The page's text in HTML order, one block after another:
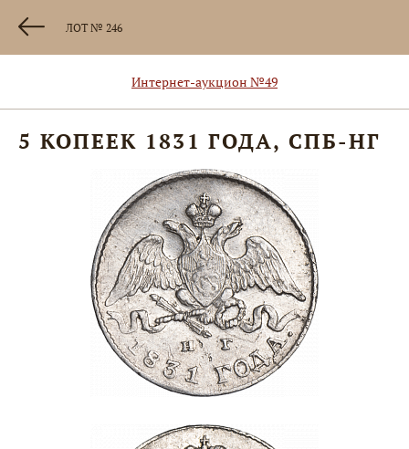
ЛОТ № 246
Интернет-аукцион №49
5 КОПЕЕК 1831 ГОДА, СПБ-НГ